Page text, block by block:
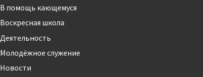
В помощь кающемуся
Воскресная школа
Деятельность
Молодёжное служение
Новости